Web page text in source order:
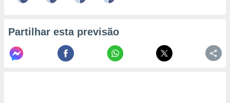
Partilhar esta previsão